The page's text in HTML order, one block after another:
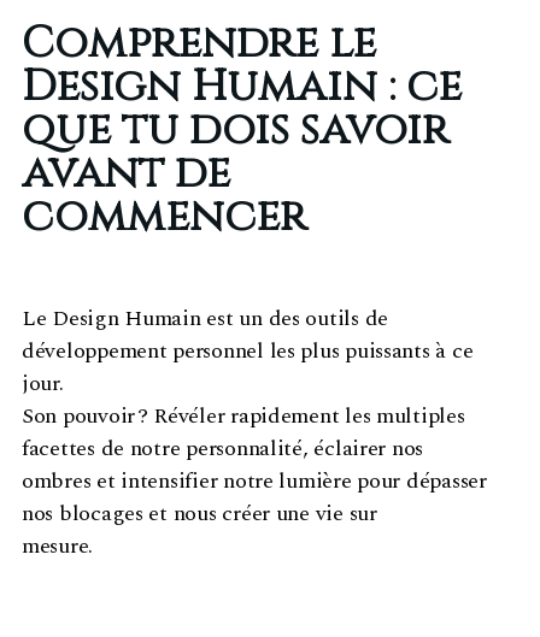
Comprendre le
Design Humain : ce
que tu dois savoir
avant de
commencer
Le Design Humain est un des outils de
développement personnel les plus puissants à ce
jour.
Son pouvoir ? Révéler rapidement les multiples
facettes de notre personnalité, éclairer nos
ombres et intensifier notre lumière pour dépasser
nos blocages et nous créer une vie sur
mesure.